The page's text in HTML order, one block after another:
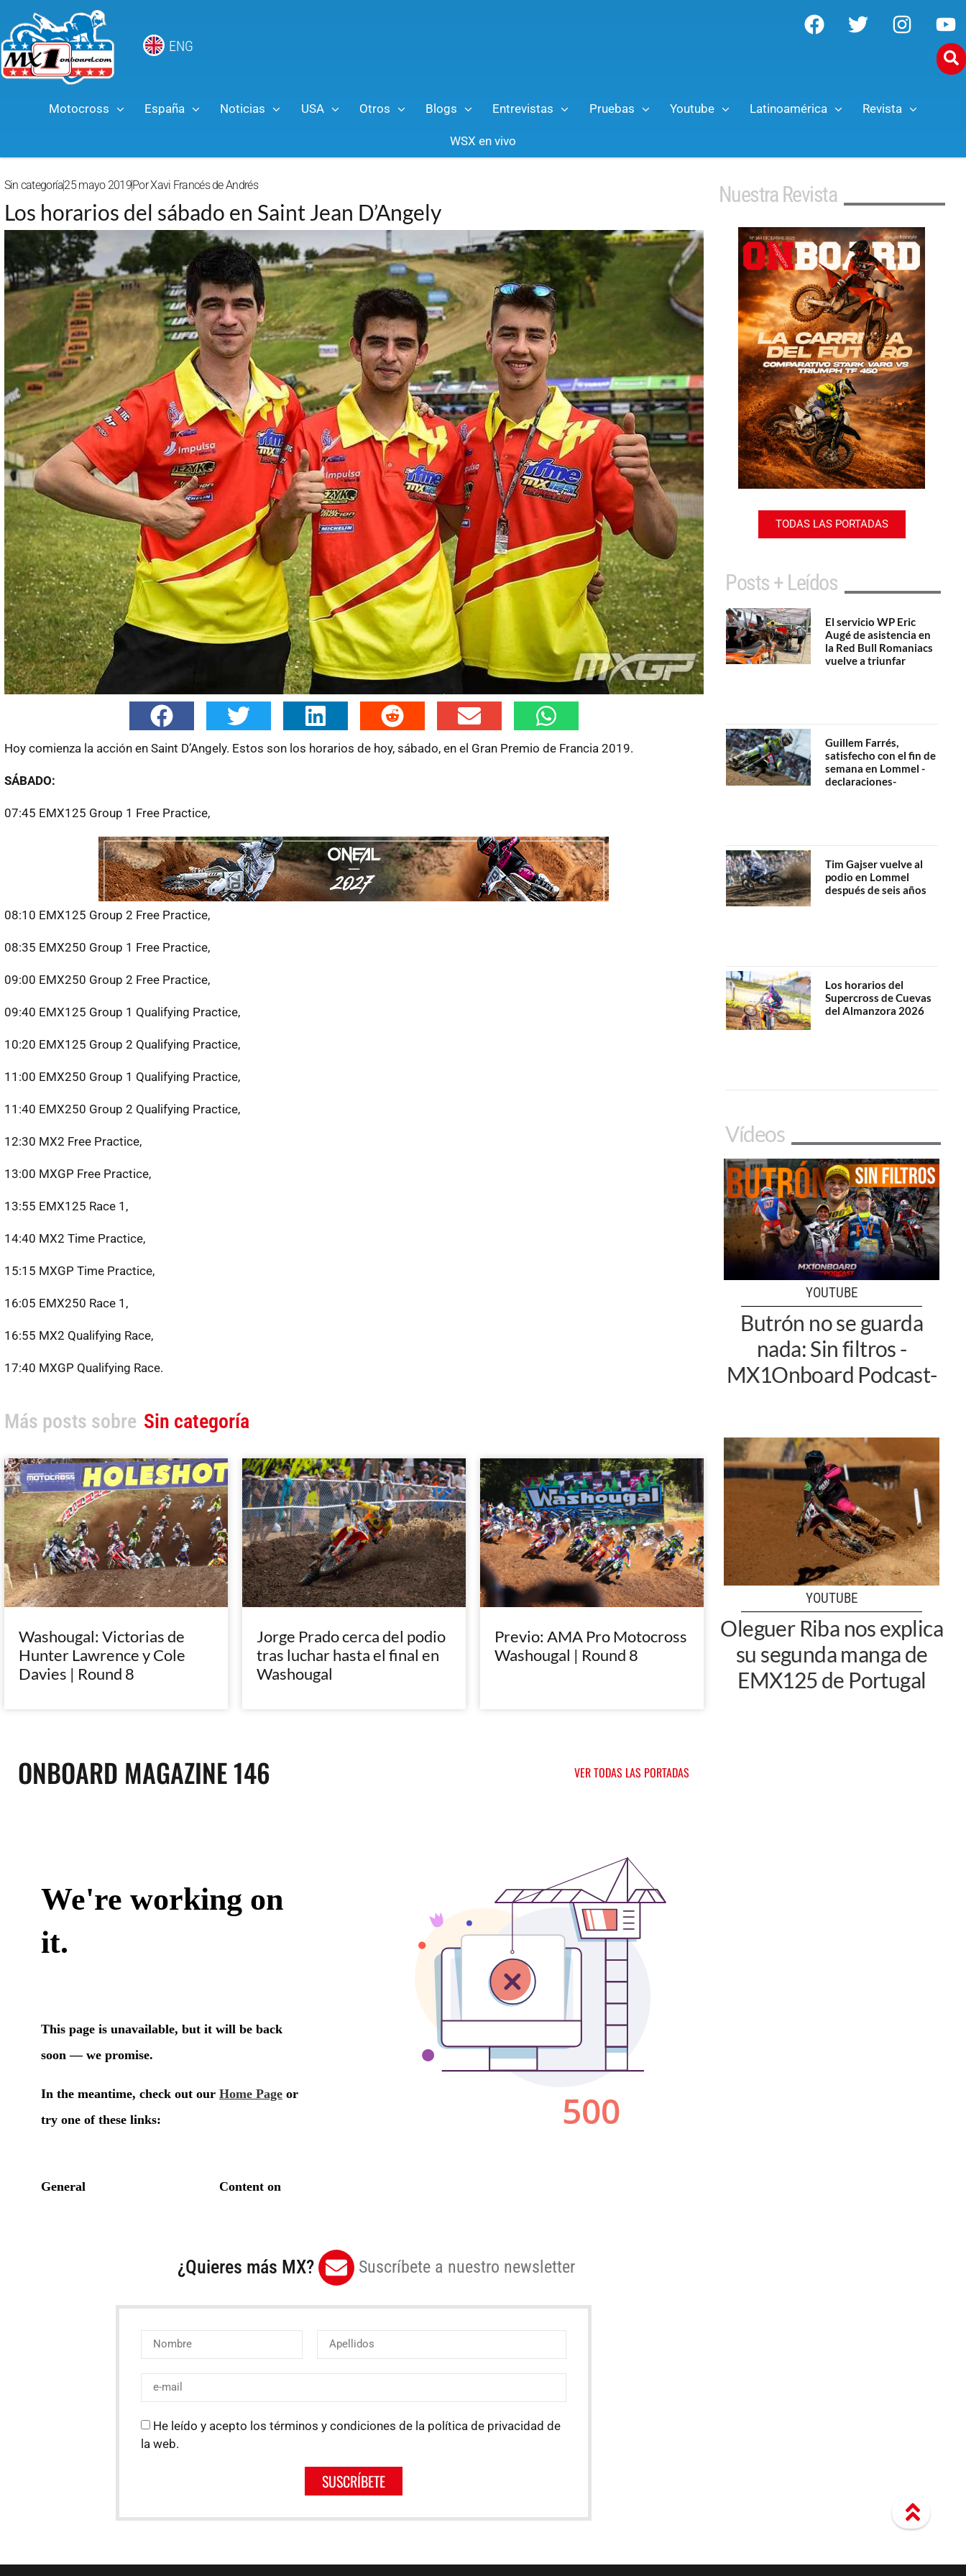
ENG
Motocross España Noticias USA Otros Blogs Entrevistas Pruebas Youtube Latinoamérica Revista
WSX en vivo
Sin categoría25 mayo 2019PorXavi Francés de Andrés
Los horarios del sábado en Saint Jean D’Angely
Hoy comienza la acción en Saint D’Angely. Estos son los horarios de hoy, sábado, en el Gran Premio de Francia 2019.
SÁBADO:
07:45 EMX125 Group 1 Free Practice,
08:10 EMX125 Group 2 Free Practice,
08:35 EMX250 Group 1 Free Practice,
09:00 EMX250 Group 2 Free Practice,
09:40 EMX125 Group 1 Qualifying Practice,
10:20 EMX125 Group 2 Qualifying Practice,
11:00 EMX250 Group 1 Qualifying Practice,
11:40 EMX250 Group 2 Qualifying Practice,
12:30 MX2 Free Practice,
13:00 MXGP Free Practice,
13:55 EMX125 Race 1,
14:40 MX2 Time Practice,
15:15 MXGP Time Practice,
16:05 EMX250 Race 1,
16:55 MX2 Qualifying Race,
17:40 MXGP Qualifying Race.
Más posts sobre Sin categoría
Washougal: Victorias de
Hunter Lawrence y Cole
Davies | Round 8
Jorge Prado cerca del podio
tras luchar hasta el final en
Washougal
Previo: AMA Pro Motocross
Washougal | Round 8
ONBOARD MAGAZINE 146 VER TODAS LAS PORTADAS
¿Quieres más MX? Suscríbete a nuestro newsletter
He leído y acepto los términos y condiciones de la política de privacidad de
la web.
SUSCRÍBETE
Nuestra Revista
TODAS LAS PORTADAS
Posts + Leídos
El servicio WP Eric
Augé de asistencia en
la Red Bull Romaniacs
vuelve a triunfar
Guillem Farrés,
satisfecho con el fin de
semana en Lommel -
declaraciones-
Tim Gajser vuelve al
podio en Lommel
después de seis años
Los horarios del
Supercross de Cuevas
del Almanzora 2026
Vídeos
YOUTUBE
Butrón no se guarda
nada: Sin filtros -
MX1Onboard Podcast-
YOUTUBE
Oleguer Riba nos explica
su segunda manga de
EMX125 de Portugal